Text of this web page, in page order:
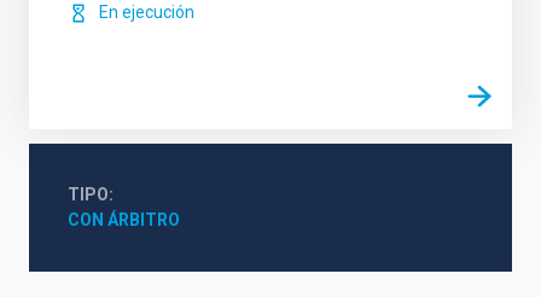
En ejecución
TIPO
CON ÁRBITRO